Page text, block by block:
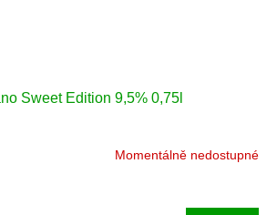
Sweet Edition 9,5% 0,75l
Momentálně nedostupné